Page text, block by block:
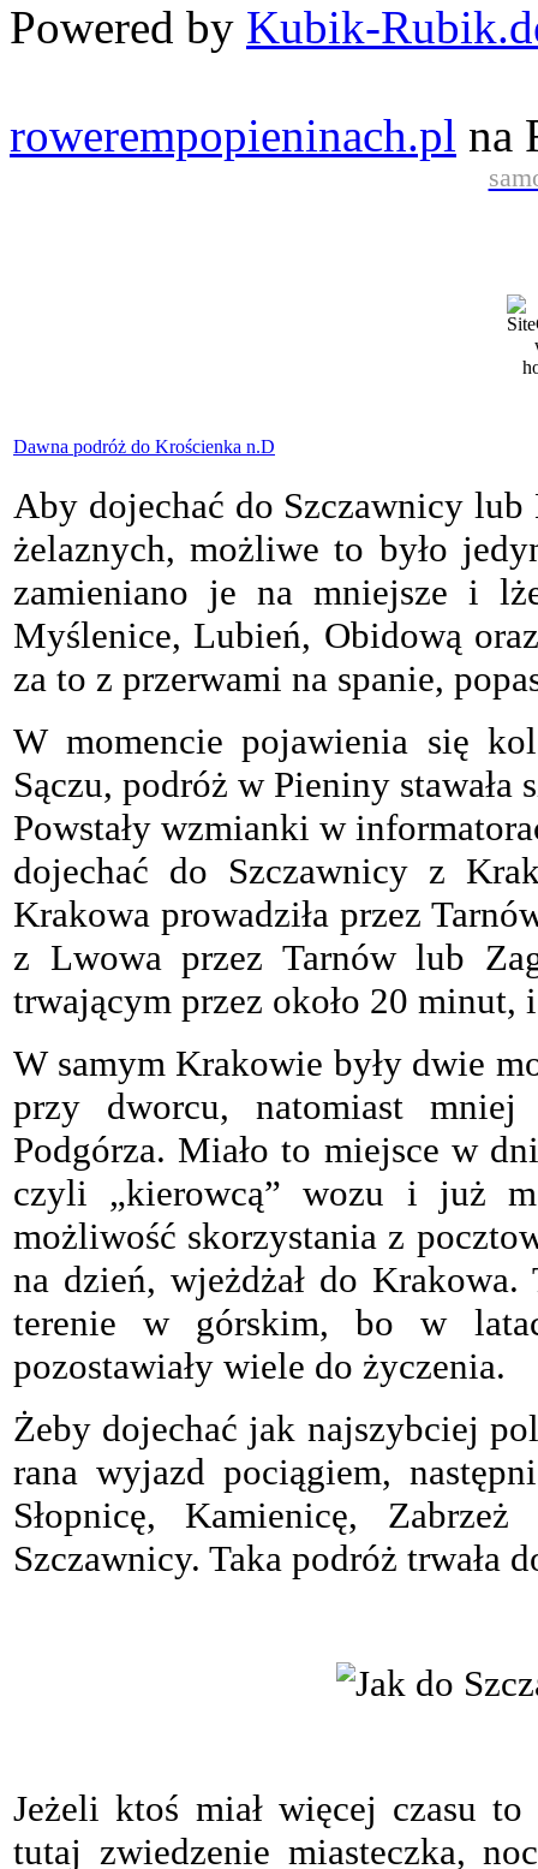
Powered by Kubik-
rowerempopieninach.pl na
Dawna podróż do Krościenka n.D
Aby dojechać do Szczawnicy
żelaznych, możliwe to było
zamieniano je na mniejsze i
Myślenice, Lubień, Obidową
za to z przerwami na spanie,
W momencie pojawienia się
Sączu, podróż w Pieniny
Powstały wzmianki w
dojechać do Szczawnicy z
Krakowa prowadziła przez
z Lwowa przez Tarnów lub
trwającym przez około 20 minut,
W samym Krakowie były dwie
przy dworcu, natomiast
Podgórza. Miało to miejsce w
czyli „kierowcą” wozu i już
możliwość skorzystania z
na dzień, wjeżdżał do
terenie w górskim, bo w
pozostawiały wiele do życzenia.
Żeby dojechać jak najszybciej
rana wyjazd pociągiem,
Słopnicę, Kamienicę,
Szczawnicy. Taka podróż trwała
Jeżeli ktoś miał więcej czasu to
tutaj zwiedzenie miasteczka,